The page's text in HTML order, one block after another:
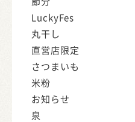
LuckyFes
丸干し
直営店限定
さつまいも
米粉
お知らせ
泉